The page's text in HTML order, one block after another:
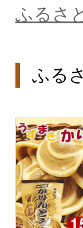
ふるさ
ふる